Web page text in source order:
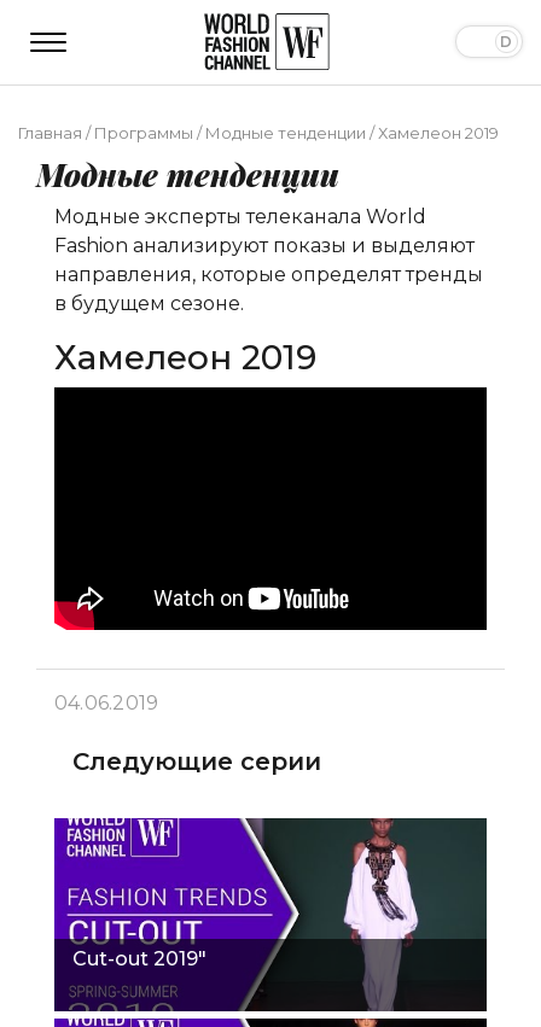
Главная /Программы /Модные тенденции /Хамелеон 2019
Модные тенденции
Модные эксперты телеканала World
Fashion анализируют показы и выделяют
направления, которые определят тренды
в будущем сезоне.
Хамелеон 2019
04.06.2019
Следующие серии
Cut-out 2019"